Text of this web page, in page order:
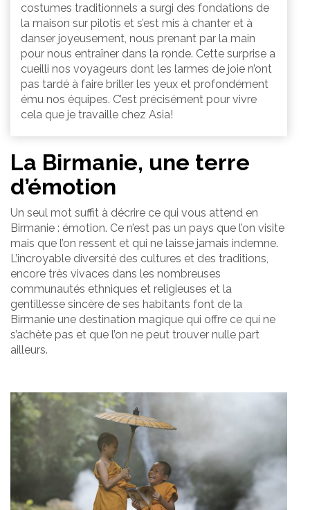
costumes traditionnels a surgi des fondations de
la maison sur pilotis et s’est mis à chanter et à
danser joyeusement, nous prenant par la main
pour nous entraîner dans la ronde. Cette surprise a
cueilli nos voyageurs dont les larmes de joie n’ont
pas tardé à faire briller les yeux et profondément
ému nos équipes. C’est précisément pour vivre
cela que je travaille chez Asia!
La Birmanie, une terre
d’émotion
Un seul mot suffit à décrire ce qui vous attend en
Birmanie : émotion. Ce n’est pas un pays que l’on visite
mais que l’on ressent et qui ne laisse jamais indemne.
L’incroyable diversité des cultures et des traditions,
encore très vivaces dans les nombreuses
communautés ethniques et religieuses et la
gentillesse sincère de ses habitants font de la
Birmanie une destination magique qui offre ce qui ne
s’achète pas et que l’on ne peut trouver nulle part
ailleurs.